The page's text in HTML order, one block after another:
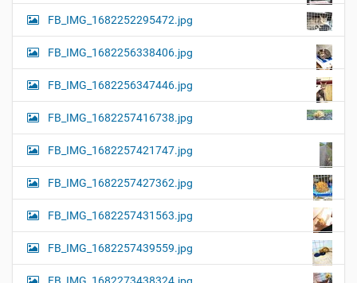
FB_IMG_1682252295472.jpg
FB_IMG_1682256338406.jpg
FB_IMG_1682256347446.jpg
FB_IMG_1682257416738.jpg
FB_IMG_1682257421747.jpg
FB_IMG_1682257427362.jpg
FB_IMG_1682257431563.jpg
FB_IMG_1682257439559.jpg